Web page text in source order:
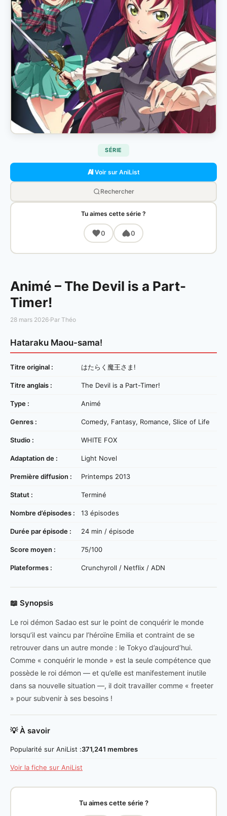
SÉRIE
Voir sur AniList
Rechercher
Tu aimes cette série ?
0 0
Animé – The Devil is a Part-
Timer!
28 mars 2026·Par Théo
Hataraku Maou-sama!
Titre original : はたらく魔王さま!
Titre anglais : The Devil is a Part-Timer!
Type : Animé
Genres : Comedy, Fantasy, Romance, Slice of Life
Studio : WHITE FOX
Adaptation de : Light Novel
Première diffusion : Printemps 2013
Statut : Terminé
Nombre d’épisodes : 13 épisodes
Durée par épisode : 24 min / épisode
Score moyen : 75/100
Plateformes : Crunchyroll / Netflix / ADN
📖 Synopsis
Le roi démon Sadao est sur le point de conquérir le monde
lorsqu’il est vaincu par l’héroïne Emilia et contraint de se
retrouver dans un autre monde : le Tokyo d’aujourd’hui.
Comme « conquérir le monde » est la seule compétence que
possède le roi démon — et qu’elle est manifestement inutile
dans sa nouvelle situation —, il doit travailler comme « freeter
» pour subvenir à ses besoins !
💡 À savoir
Popularité sur AniList :371,241 membres
Voir la fiche sur AniList
Tu aimes cette série ?